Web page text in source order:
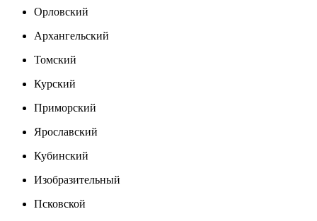
Орловский
Архангельский
Томский
Курский
Приморский
Ярославский
Кубинский
Изобразительный
Псковской